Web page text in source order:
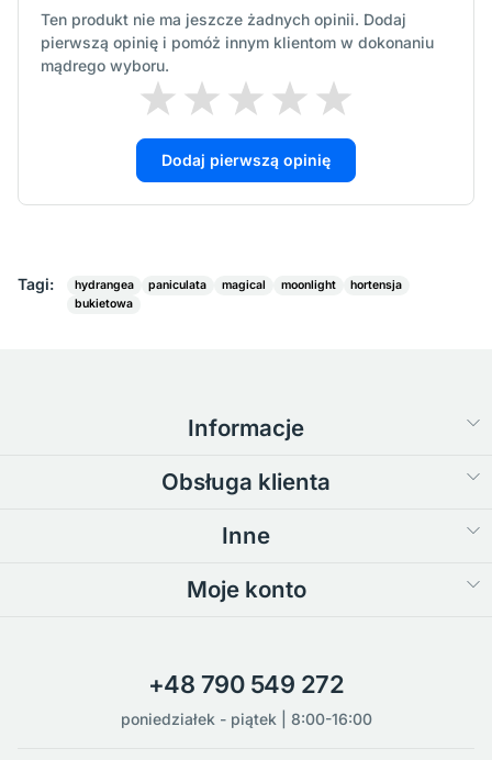
Ten produkt nie ma jeszcze żadnych opinii. Dodaj
pierwszą opinię i pomóż innym klientom w dokonaniu
mądrego wyboru.
Dodaj pierwszą opinię
Tagi: hydrangea paniculata magical moonlight
hortensja
bukietowa
Informacje
Obsługa klienta
Inne
Moje konto
+48 790 549 272
poniedziałek - piątek | 8:00-16:00